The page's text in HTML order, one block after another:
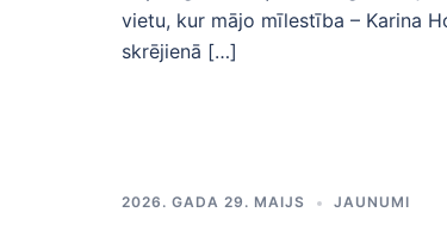
vietu, kur mājo mīlestība – Karina
skrējienā […]
2026. GADA 29. MAIJS JAUNUMI